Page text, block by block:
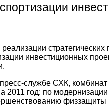
реализации
инвестиционных
службе СХК,
2011 год: по
физзащиты